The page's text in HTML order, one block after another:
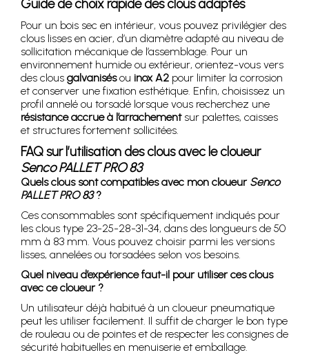
Guide de choix rapide des clous adaptés
Pour un bois sec en intérieur, vous pouvez privilégier des
clous lisses en acier, d’un diamètre adapté au niveau de
sollicitation mécanique de l’assemblage. Pour un
environnement humide ou extérieur, orientez-vous vers
des clous galvanisésou inox A2 pour limiter la corrosion
et conserver une fixation esthétique. Enfin, choisissez un
profil annelé ou torsadé lorsque vous recherchez une
résistance accrue à l’arrachementsur palettes, caisses
et structures fortement sollicitées.
FAQ sur l’utilisation des clous avec le cloueur
Senco PALLET PRO 83
Quels clous sont compatibles avec mon cloueur Senco
PALLET PRO 83?
Ces consommables sont spécifiquement indiqués pour
les clous type 23-25-28-31-34, dans des longueurs de 50
mm à 83 mm. Vous pouvez choisir parmi les versions
lisses, annelées ou torsadées selon vos besoins.
Quel niveau d’expérience faut-il pour utiliser ces clous
avec ce cloueur ?
Un utilisateur déjà habitué à un cloueur pneumatique
peut les utiliser facilement. Il suffit de charger le bon type
de rouleau ou de pointes et de respecter les consignes de
sécurité habituelles en menuiserie et emballage.